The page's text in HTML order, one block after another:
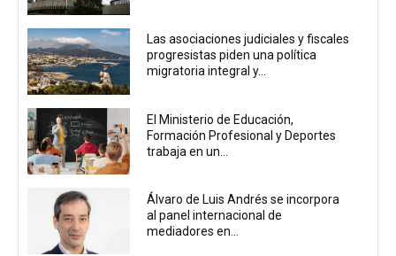
Las asociaciones judiciales y fiscales
progresistas piden una política
migratoria integral y...
El Ministerio de Educación,
Formación Profesional y Deportes
trabaja en un...
Álvaro de Luis Andrés se incorpora
al panel internacional de
mediadores en...